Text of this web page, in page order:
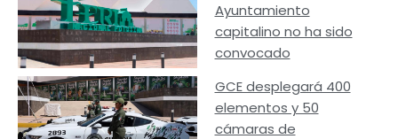
Ayuntamiento
capitalino no ha sido
convocado
GCE desplegará 400
elementos y 50
cámaras de